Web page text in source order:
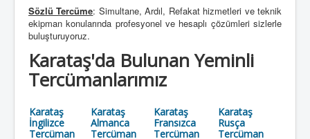
Sözlü Tercüme: Simultane, Ardıl, Refakat hizmetleri ve teknik
ekipman konularında profesyonel ve hesaplı çözümleri sizlerle
buluşturuyoruz.
Karataş'da Bulunan Yeminli
Tercümanlarımız
Karataş
İngilizce
Tercüman
Karataş
Almanca
Tercüman
Karataş
Fransızca
Tercüman
Karataş
Rusça
Tercüman